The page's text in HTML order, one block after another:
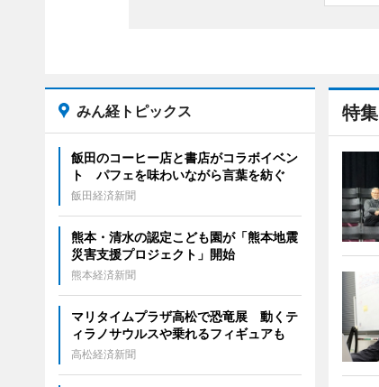
特集
みん経トピックス
飯田のコーヒー店と書店がコラボイベン
ト パフェを味わいながら言葉を紡ぐ
飯田経済新聞
熊本・清水の認定こども園が「熊本地震
災害支援プロジェクト」開始
熊本経済新聞
マリタイムプラザ高松で恐竜展 動くテ
ィラノサウルスや乗れるフィギュアも
高松経済新聞